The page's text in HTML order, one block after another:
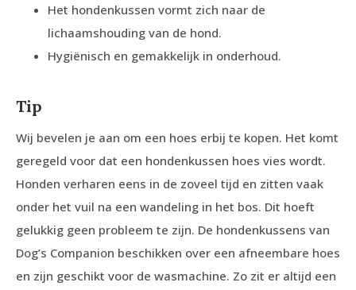
Het hondenkussen vormt zich naar de
lichaamshouding van de hond.
Hygiënisch en gemakkelijk in onderhoud.
Tip
Wij bevelen je aan om een hoes erbij te kopen. Het komt
geregeld voor dat een hondenkussen hoes vies wordt.
Honden verharen eens in de zoveel tijd en zitten vaak
onder het vuil na een wandeling in het bos. Dit hoeft
gelukkig geen probleem te zijn. De hondenkussens van
Dog’s Companion beschikken over een afneembare hoes
en zijn geschikt voor de wasmachine. Zo zit er altijd een